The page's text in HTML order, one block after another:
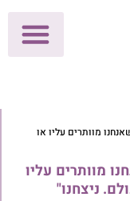
מוותרים עליו או
מוותרים עליו
ניצחנו"